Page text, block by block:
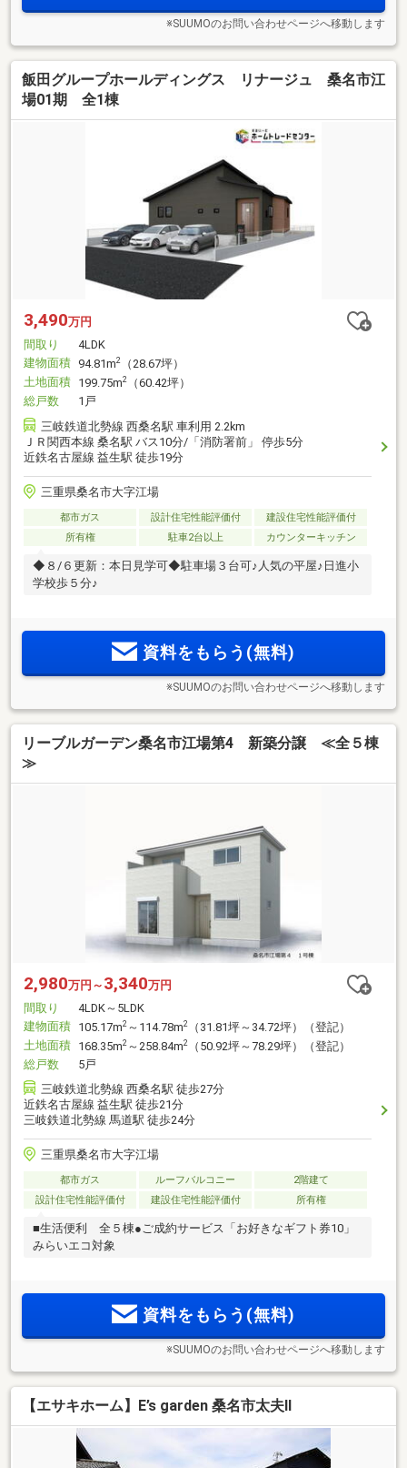
※SUUMOのお問い合わせページへ移動します
飯田グループホールディングス リナージュ 桑名市江
場01期 全1棟
3,490万円
間取り
4LDK
建物面積 94.81m2
（28.67坪）
土地面積 199.75m2
（60.42坪）
総戸数
1戸
三岐鉄道北勢線 西桑名駅 車利用 2.2km
ＪＲ関西本線 桑名駅 バス10分/「消防署前」 停歩5分
近鉄名古屋線 益生駅 徒歩19分
三重県桑名市大字江場
都市ガス 設計住宅性能評価付
建設住宅性能評価付
所有権
駐車2台以上 カウンターキッチン
◆８/６更新：本日見学可◆駐車場３台可♪人気の平屋♪日進小
学校歩５分♪
資料をもらう(無料)
※SUUMOのお問い合わせページへ移動します
リーブルガーデン桑名市江場第4 新築分譲 ≪全５棟
≫
2,980万円～ 3,340万円
間取り
4LDK～5LDK
建物面積 105.17m2 ～114.78m2
（31.81坪～34.72坪）（登記）
土地面積 168.35m2 ～258.84m2
（50.92坪～78.29坪）（登記）
総戸数
5戸
三岐鉄道北勢線 西桑名駅 徒歩27分
近鉄名古屋線 益生駅 徒歩21分
三岐鉄道北勢線 馬道駅 徒歩24分
三重県桑名市大字江場
都市ガス ルーフバルコニー
2階建て
設計住宅性能評価付
建設住宅性能評価付 所有権
■生活便利 全５棟●ご成約サービス「お好きなギフト券10」
みらいエコ対象
資料をもらう(無料)
※SUUMOのお問い合わせページへ移動します
【エサキホーム】E’s garden 桑名市太夫Ⅱ